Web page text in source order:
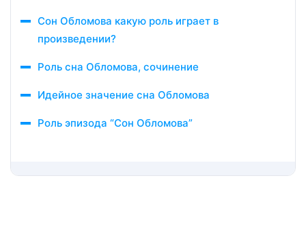
Сон Обломова какую роль играет в
произведении?
Роль сна Обломова, сочинение
Идейное значение сна Обломова
Роль эпизода “Сон Обломова”